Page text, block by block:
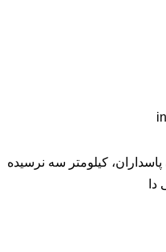
کیلومتر سه نرسیده